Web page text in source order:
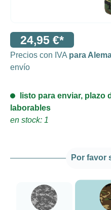
24,95 €*
Precios con IVA para
envío
listo para enviar, plazo
laborables
en stock: 1
Por favor
###Camuflaje